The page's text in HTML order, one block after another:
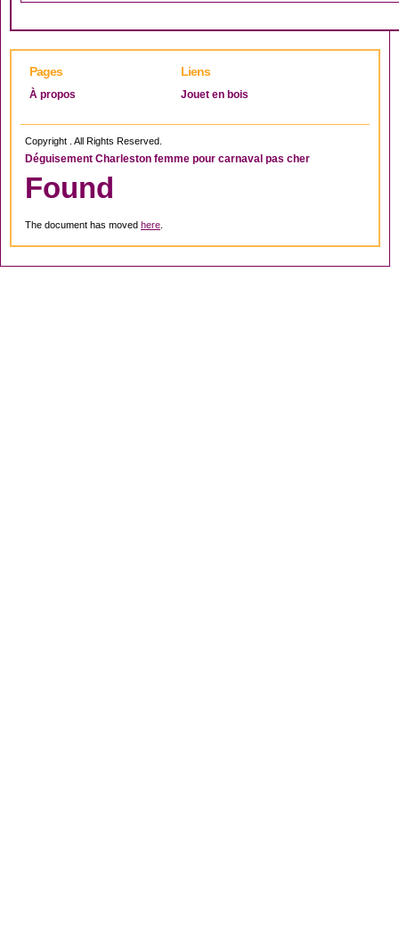
Pages
À propos
Liens
Jouet en bois
Copyright . All Rights Reserved.
Déguisement Charleston femme pour carnaval pas cher
Found
The document has moved here